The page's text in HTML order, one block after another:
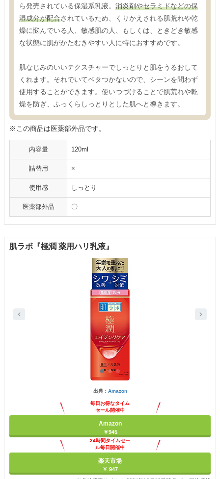
ら発売されている保湿系乳液。 消炎剤やセラミドなどの保
湿成分が配合されているため、くりかえされる肌荒れや乾
燥に悩んでいる人、敏感肌の人、もしくは、ときどき敏感
な状態に肌がかたむきやすい人に特におすすめです。
肌なじみのいいテクスチャーでしっとりと肌をうるおして
くれます。それでいてベタつかないので、シーンを問わず
使用することができます。使いつづけることで肌荒れや乾
燥を防ぎ、ふっくらしっとりとした肌へと導きます。
※この商品は医薬部外品です。
内容量 120ml
詰替用 ×
使用感 しっとり
医薬部外品 〇
肌ラボ『極潤 薬用ハリ乳液』
出典： Amazon
毎日お得なタイム
セール開催中
Amazon
￥945
24時間タイムセー
ル毎日開催中
楽天市場
￥ 947